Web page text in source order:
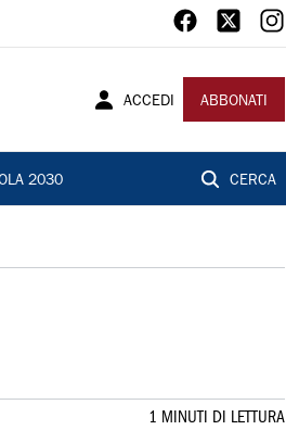
ACCEDI ABBONATI
2030 CERCA
1 MINUTI DI LETTURA